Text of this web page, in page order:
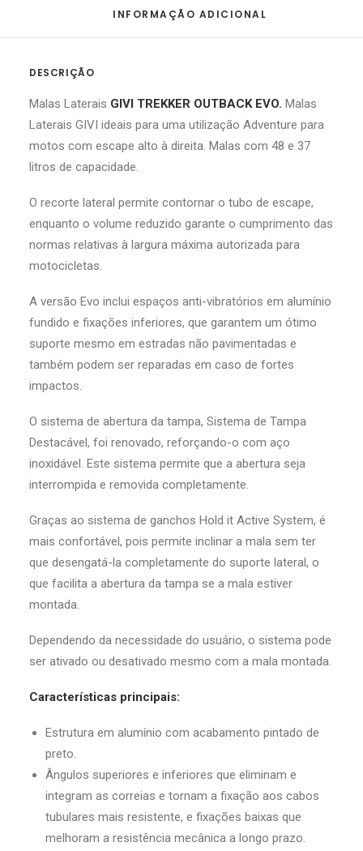
INFORMAÇÃO ADICIONAL
DESCRIÇÃO
Malas Laterais GIVI TREKKER OUTBACK EVO. Malas
Laterais GIVI ideais para uma utilização Adventure para
motos com escape alto à direita. Malas com 48 e 37
litros de capacidade.
O recorte lateral permite contornar o tubo de escape,
enquanto o volume reduzido garante o cumprimento das
normas relativas à largura máxima autorizada para
motocicletas.
A versão Evo inclui espaços anti-vibratórios em alumínio
fundido e fixações inferiores, que garantem um ótimo
suporte mesmo em estradas não pavimentadas e
também podem ser reparadas em caso de fortes
impactos.
O sistema de abertura da tampa, Sistema de Tampa
Destacável, foi renovado, reforçando-o com aço
inoxidável. Este sistema permite que a abertura seja
interrompida e removida completamente.
Graças ao sistema de ganchos Hold it Active System, é
mais confortável, pois permite inclinar a mala sem ter
que desengatá-la completamente do suporte lateral, o
que facilita a abertura da tampa se a mala estiver
montada.
Dependendo da necessidade do usuário, o sistema pode
ser ativado ou desativado mesmo com a mala montada.
Características principais:
Estrutura em alumínio com acabamento pintado de
preto.
Ângulos superiores e inferiores que eliminam e
integram as correias e tornam a fixação aos cabos
tubulares mais resistente, e fixações baixas que
melhoram a resistência mecânica a longo prazo.